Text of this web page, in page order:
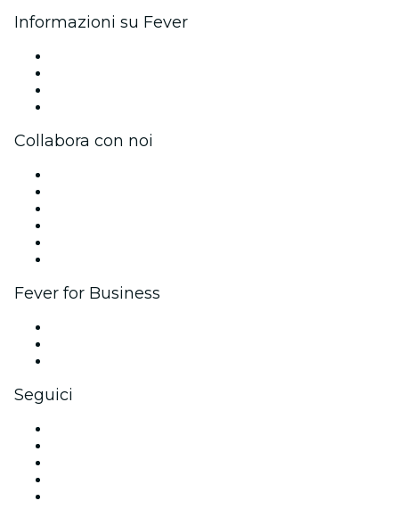
Informazioni su Fever
Collabora con noi
Fever for Business
Seguici